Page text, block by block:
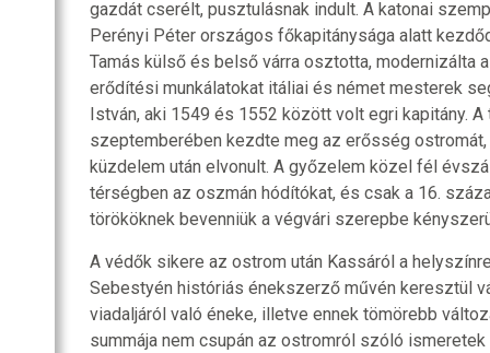
gazdát cserélt, pusztulásnak indult. A katonai
Perényi Péter országos főkapitánysága alatt
Tamás külső és belső várra osztotta, modernizálta
erődítési munkálatokat itáliai és német mesterek
István, aki 1549 és 1552 között volt egri kapitány.
szeptemberében kezdte meg az erősség
küzdelem után elvonult. A győzelem közel fél
térségben az oszmán hódítókat, és csak a 16.
törököknek bevenniük a végvári szerepbe
A védők sikere az ostrom után Kassáról a
Sebestyén históriás énekszerző művén keresztül
viadaljáról való éneke, illetve ennek tömörebb
summája nem csupán az ostromról szóló